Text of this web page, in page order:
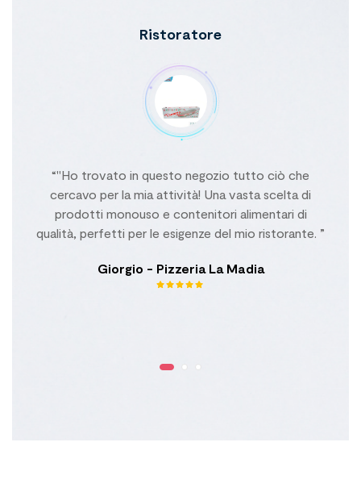
Ristoratore
“"Ho trovato in questo negozio tutto ciò che
cercavo per la mia attività! Una vasta scelta di
prodotti monouso e contenitori alimentari di
qualità, perfetti per le esigenze del mio ristorante. ”
Giorgio - Pizzeria La Madia